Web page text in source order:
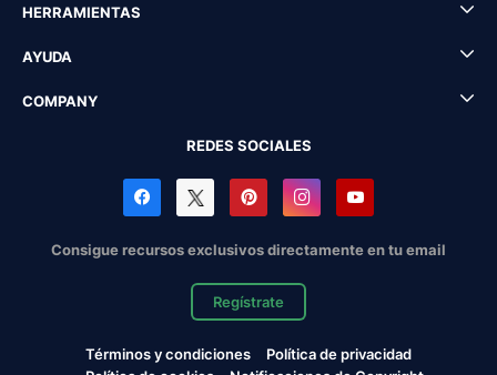
HERRAMIENTAS
AYUDA
COMPANY
REDES SOCIALES
Consigue recursos exclusivos directamente en tu email
Regístrate
Términos y condiciones
Política de privacidad